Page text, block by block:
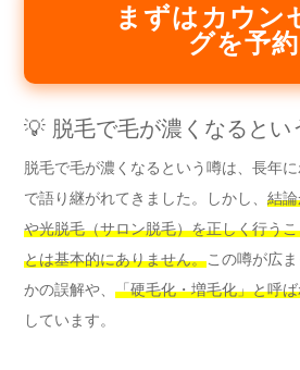
まずはカウン
グを予約
💡 脱毛で毛が濃くなるとい
脱毛で毛が濃くなるという噂は、長年
で語り継がれてきました。しかし、 結
や光脱毛（サロン脱毛）を正しく行う
とは基本的にありません。この噂が広
かの誤解や、 「硬毛化・増毛化」と呼
しています。